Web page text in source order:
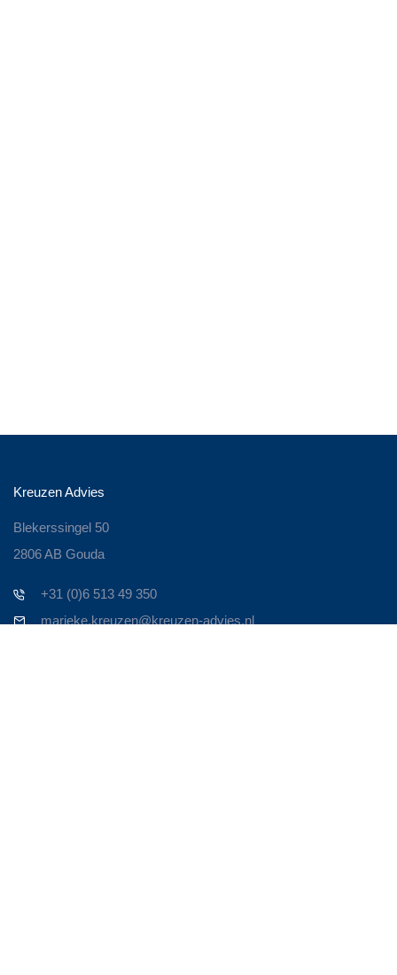
Kreuzen Advies
Blekerssingel 50
2806 AB Gouda
+31 (0)6 513 49 350
marieke.kreuzen@kreuzen-advies.nl